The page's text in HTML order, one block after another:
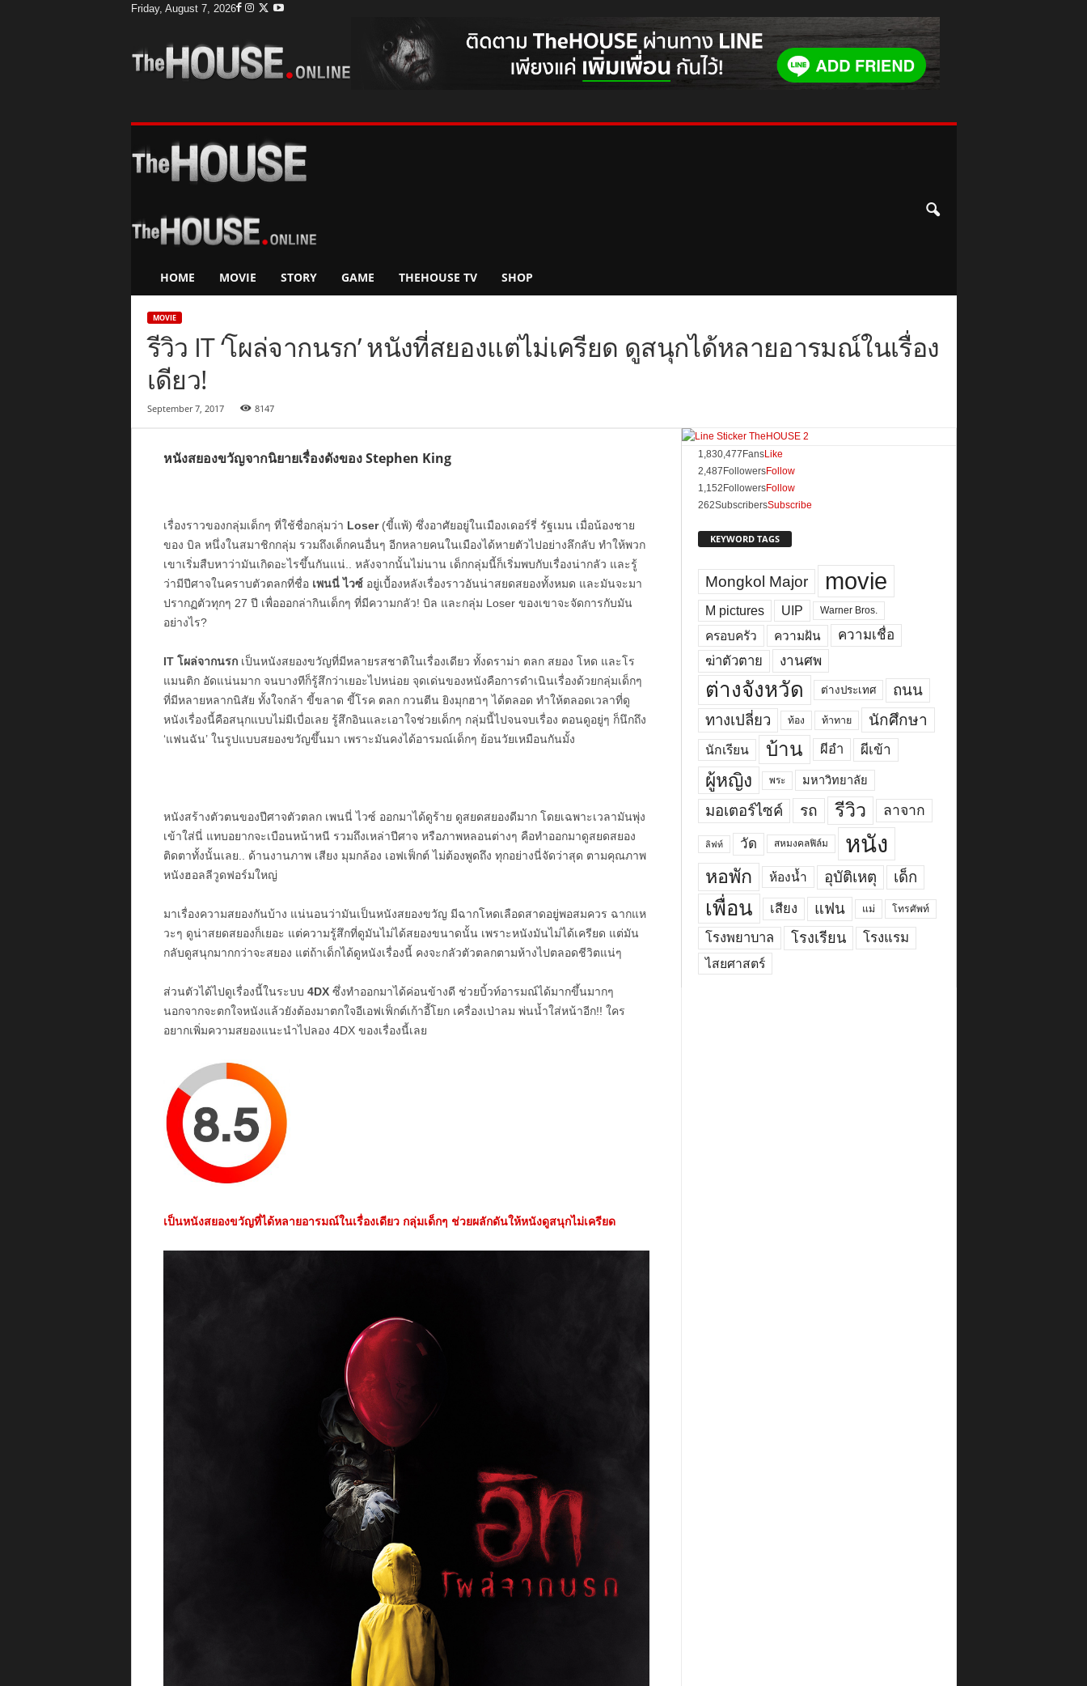
Friday, August 7, 2026
h
H
e
HOME MOVIE STORY GAME THEHOUSE TV SHOP
MOVIE
รีวิว IT ‘โผล่จากนรก’ หนังที่สยองแต่ไม่เครียด ดูสนุกได้หลายอารมณ์ในเรื่อง
เดียว!
September 7, 2017 8147
หนังสยองขวัญจากนิยายเรื่องดังของ Stephen King
เรื่องราวของกลุ่มเด็กๆ ที่ใช้ชื่อกลุ่มว่า Loser(ขี้แพ้) ซึ่งอาศัยอยู่ในเมืองเดอร์รี่ รัฐเมน เมื่อน้องชาย
ของ บิล หนึ่งในสมาชิกกลุ่ม รวมถึงเด็กคนอื่นๆ อีกหลายคนในเมืองได้หายตัวไปอย่างลึกลับ ทำให้พวก
เขาเริ่มสืบหาว่ามันเกิดอะไรขึ้นกันแน่.. หลังจากนั้นไม่นาน เด็กกลุ่มนี้ก็เริ่มพบกับเรื่องน่ากลัว และรู้
ว่ามีปีศาจในคราบตัวตลกที่ชื่อ เพนนี่ ไวซ์ อยู่เบื้องหลังเรื่องราวอันน่าสยดสยองทั้งหมด และมันจะมา
ปรากฏตัวทุกๆ 27 ปี เพื่อออกล่ากินเด็กๆ ที่มีความกลัว! บิล และกลุ่ม Loser ของเขาจะจัดการกับมัน
อย่างไร?
IT โผล่จากนรกเป็นหนังสยองขวัญที่มีหลายรสชาติในเรื่องเดียว ทั้งดราม่า ตลก สยอง โหด และโร
แมนติก อัดแน่นมาก จนบางทีก็รู้สึกว่าเยอะไปหน่อย จุดเด่นของหนังคือการดำเนินเรื่องด้วยกลุ่มเด็กๆ
ที่มีหลายหลากนิสัย ทั้งใจกล้า ขี้ขลาด ขี้โรค ตลก กวนตีน ยิงมุกฮาๆ ได้ตลอด ทำให้ตลอดเวลาที่ดู
หนังเรื่องนี้คือสนุกแบบไม่มีเบื่อเลย รู้สึกอินและเอาใจช่วยเด็กๆ กลุ่มนี้ไปจนจบเรื่อง ตอนดูอยู่ๆ ก็นึกถึง
‘แฟนฉัน’ ในรูปแบบสยองขวัญขึ้นมา เพราะมันคงได้อารมณ์เด็กๆ ย้อนวัยเหมือนกันมั้ง
หนังสร้างตัวตนของปีศาจตัวตลก เพนนี่ ไวซ์ ออกมาได้ดูร้าย ดูสยดสยองดีมาก โดยเฉพาะเวลามันพุ่ง
เข้าใส่นี่ แทบอยากจะเบือนหน้าหนี รวมถึงเหล่าปีศาจ หรือภาพหลอนต่างๆ คือทำออกมาดูสยดสยอง
ติดตาทั้งนั้นเลย.. ด้านงานภาพ เสียง มุมกล้อง เอฟเฟ็กต์ ไม่ต้องพูดถึง ทุกอย่างนี่จัดว่าสุด ตามคุณภาพ
หนังฮอลลีวูดฟอร์มใหญ่
มาเรื่องความสยองกันบ้าง แน่นอนว่ามันเป็นหนังสยองขวัญ มีฉากโหดเลือดสาดอยู่พอสมควร ฉากแห
วะๆ ดูน่าสยดสยองก็เยอะ แต่ความรู้สึกที่ดูมันไม่ได้สยองขนาดนั้น เพราะหนังมันไม่ได้เครียด แต่มัน
กลับดูสนุกมากกว่าจะสยอง แต่ถ้าเด็กได้ดูหนังเรื่องนี้ คงจะกลัวตัวตลกตามห้างไปตลอดชีวิตแน่ๆ
ส่วนตัวได้ไปดูเรื่องนี้ในระบบ 4DXซึ่งทำออกมาได้ค่อนข้างดี ช่วยบิ้วท์อารมณ์ได้มากขึ้นมากๆ
นอกจากจะตกใจหนังแล้วยังต้องมาตกใจอีเอฟเฟ็กต์เก้าอี้โยก เครื่องเป่าลม พ่นน้ำใส่หน้าอีก!! ใคร
อยากเพิ่มความสยองแนะนำไปลอง 4DX ของเรื่องนี้เลย
เป็นหนังสยองขวัญที่ได้หลายอารมณ์ในเรื่องเดียว กลุ่มเด็กๆ ช่วยผลักดันให้หนังดูสนุกไม่เครียด
1,830,477 FansLike
2,487 FollowersFollow
1,152 FollowersFollow
262SubscribersSubscribe
KEYWORD TAGS
Mongkol Major movie
M pictures UIP Warner Bros.
ครอบครัว ความฝัน
ความเชื่อ
ฆ่าตัวตาย
งานศพ
ต่างจังหวัด ต่างประเทศ
ถนน
ทางเปลี่ยว
ท้อง ท้าทาย นักศึกษา
นักเรียน บ้าน ผีอำ ผีเข้า
ผู้หญิง พระ มหาวิทยาลัย
มอเตอร์ไซค์ รถ รีวิว ลาจาก
ลิฟท์ วัด สหมงคลฟิล์ม หนัง
หอพัก ห้องน้ำ อุบัติเหตุ เด็ก
เพื่อน เสียง แฟน แม่ โทรศัพท์
โรงพยาบาล โรงเรียน โรงแรม
ไสยศาสตร์